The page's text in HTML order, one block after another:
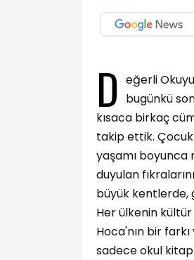
D eğerli
bugünkü
kısaca birkaç
takip ettik.
yaşamı boyunca
duyulan
büyük kentlerde,
Her ülkenin
Hoca'nın bir
sadece okul